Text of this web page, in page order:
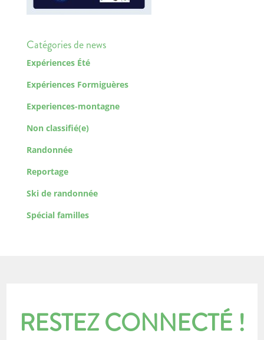
Catégories de news
Expériences Été
Expériences Formiguères
Experiences-montagne
Non classifié(e)
Randonnée
Reportage
Ski de randonnée
Spécial familles
RESTEZ CONNECTÉ !